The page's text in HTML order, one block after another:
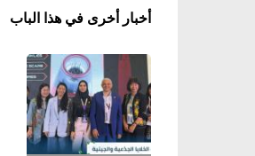
أخبار أخرى في هذا الباب